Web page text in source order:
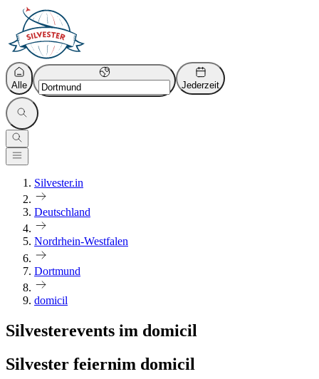
Alle Jederzeit
Silvester.in
Deutschland
Nordrhein-Westfalen
Dortmund
domicil
Silvesterevents im domicil
Silvester feiernim domicil